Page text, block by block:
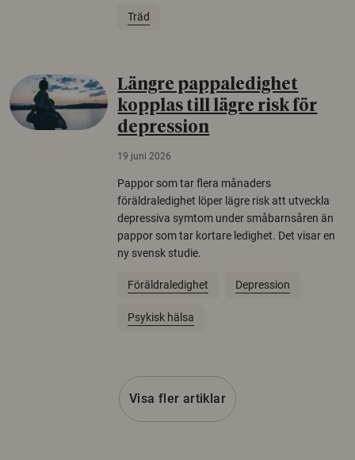
Träd
Längre pappaledighet
kopplas till lägre risk för
depression
19 juni 2026
Pappor som tar flera månaders
föräldraledighet löper lägre risk att utveckla
depressiva symtom under småbarnsåren än
pappor som tar kortare ledighet. Det visar en
ny svensk studie.
Föräldraledighet Depression
Psykisk hälsa
Visa fler artiklar